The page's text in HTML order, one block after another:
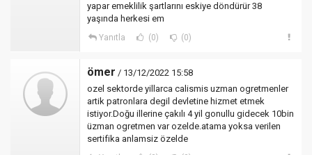
yapar emeklilik şartlarını eskiye döndürür 38
yaşında herkesi em
Yanıtla (0) (0)
ömer / 13/12/2022 15:58
ozel sektorde yillarca calismis uzman ogretmenler
artik patronlara degil devletine hizmet etmek
istiyor.Doğu illerine çakılı 4 yil gonullu gidecek 10bin
üzman ogretmen var ozelde.atama yoksa verilen
sertifika anlamsiz özelde